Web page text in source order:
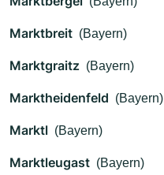
Marktbreit (Bayern)
Marktgraitz (Bayern)
Marktheidenfeld (Bayern)
Marktl (Bayern)
Marktleugast (Bayern)